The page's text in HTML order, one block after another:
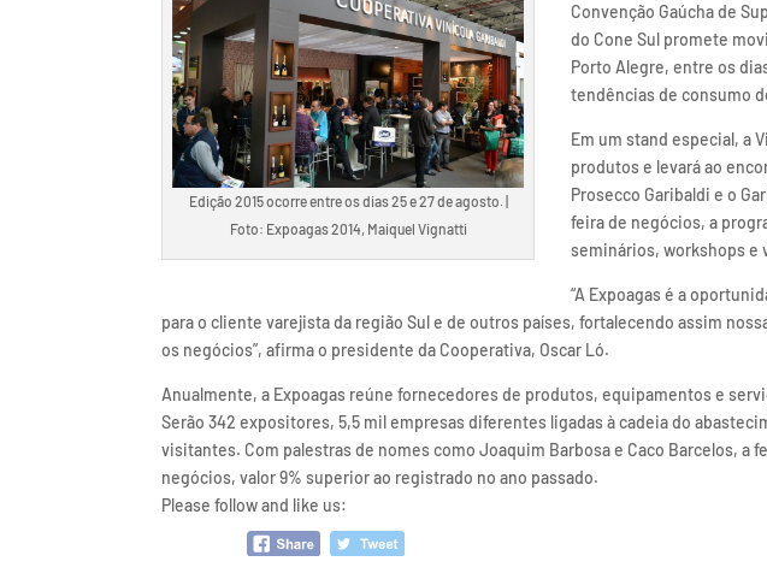
Edição 2015 ocorre entre os dias 25 e 27 de agosto. |
Foto: Expoagas 2014, Maiquel Vignatti
Convenção Gaúcha de
do Cone Sul promete
Porto Alegre, entre os
tendências de consumo
Em um stand especial, a
produtos e levará ao
Prosecco Garibaldi e o
feira de negócios, a
seminários, workshops e
“A Expoagas é a
para o cliente varejista da região Sul e de outros países, fortalecendo assim
os negócios”, afirma o presidente da Cooperativa, Oscar Ló.
Anualmente, a Expoagas reúne fornecedores de produtos, equipamentos e
Serão 342 expositores, 5,5 mil empresas diferentes ligadas à cadeia do
visitantes. Com palestras de nomes como Joaquim Barbosa e Caco Barcelos, a
negócios, valor 9% superior ao registrado no ano passado.
Please follow and like us: